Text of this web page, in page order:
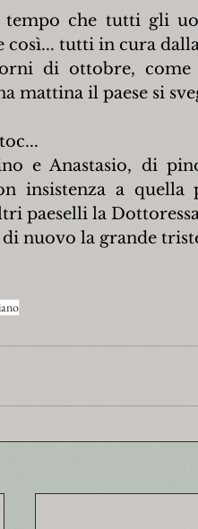
che tutti gli
tutti in cura
di ottobre,
mattina il paese si
e Anastasio, di
insistenza a
paeselli la
nuovo la grande